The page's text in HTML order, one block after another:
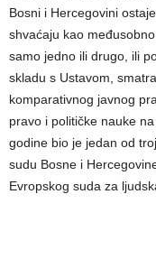
Bosni i Hercegovini
shvaćaju kao
samo jedno ili drugo, ili
skladu s Ustavom,
komparativnog javnog
pravo i političke nauke
godine bio je jedan od
sudu Bosne i
Evropskog suda za